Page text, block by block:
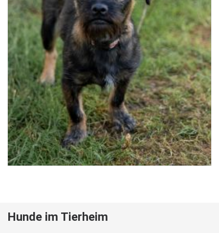
Hunde im Tierheim